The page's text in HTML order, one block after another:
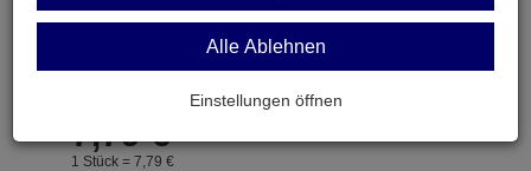
Schlitz-Schraubendreher SB= 4,5mm KL= 90mm
7,79 €
1 Stück = 7, 79 €
Alle Ablehnen
Einstellungen öffnen